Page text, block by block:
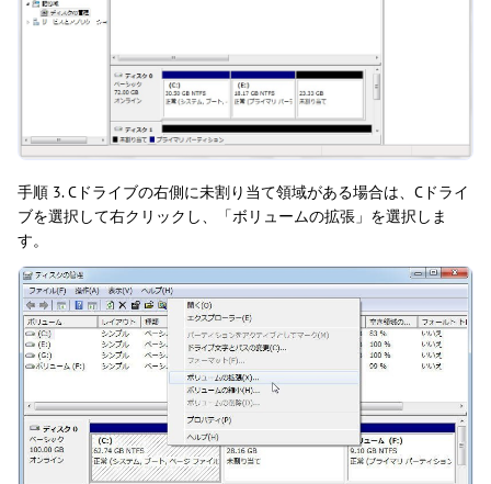
手順 3. Cドライブの右側に未割り当て領域がある場合は、Cドライ
ブを選択して右クリックし、「ボリュームの拡張」を選択しま
す。